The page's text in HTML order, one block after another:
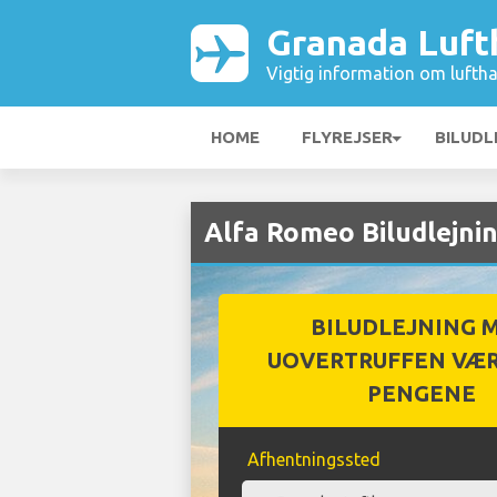
Granada
Vigtig information om
HOME FLYREJSER
Alfa Romeo
BILUDLEJNING
UOVERTRUFFEN
PENGENE
Afhentningssted